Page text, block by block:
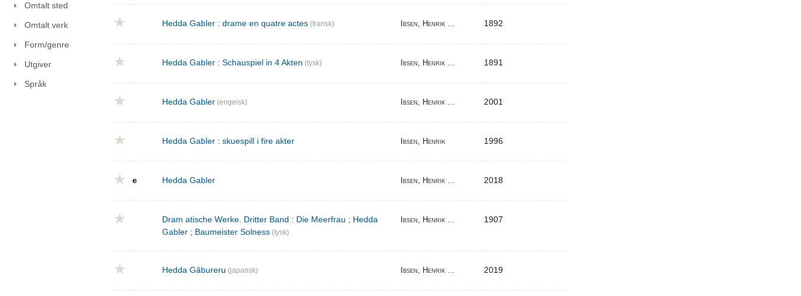
Omtalt sted
Omtalt verk
Form/genre
Utgiver
Språk
Hedda Gabler : drame en quatre actes (fransk) Ibsen, Henrik ... 1892
Hedda Gabler : Schauspiel in 4 Akten (tysk) Ibsen, Henrik ... 1891
Hedda Gabler (engelsk) Ibsen, Henrik ... 2001
Hedda Gabler : skuespill i fire akter Ibsen, Henrik 1996
e Hedda Gabler Ibsen, Henrik ... 2018
Dram atische Werke. Dritter Band : Die Meerfrau ; Hedda
Gabler ; Baumeister Solness (tysk)
Ibsen, Henrik ... 1907
Hedda Gâbureru (japansk) Ibsen, Henrik ... 2019